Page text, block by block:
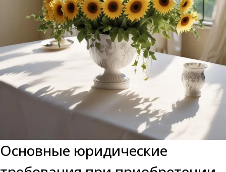
Основные юридические